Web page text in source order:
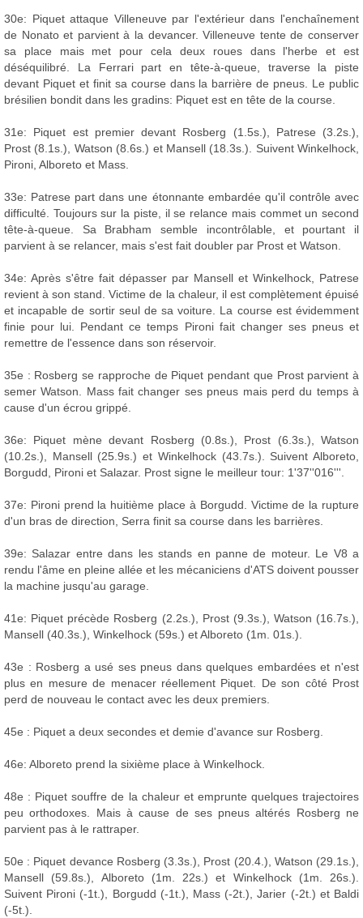
30e: Piquet attaque Villeneuve par l'extérieur dans l'enchaînement
de Nonato et parvient à la devancer. Villeneuve tente de conserver
sa place mais met pour cela deux roues dans l'herbe et est
déséquilibré. La Ferrari part en tête-à-queue, traverse la piste
devant Piquet et finit sa course dans la barrière de pneus. Le public
brésilien bondit dans les gradins: Piquet est en tête de la course.
31e: Piquet est premier devant Rosberg (1.5s.), Patrese (3.2s.),
Prost (8.1s.), Watson (8.6s.) et Mansell (18.3s.). Suivent Winkelhock,
Pironi, Alboreto et Mass.
33e: Patrese part dans une étonnante embardée qu'il contrôle avec
difficulté. Toujours sur la piste, il se relance mais commet un second
tête-à-queue. Sa Brabham semble incontrôlable, et pourtant il
parvient à se relancer, mais s'est fait doubler par Prost et Watson.
34e: Après s'être fait dépasser par Mansell et Winkelhock, Patrese
revient à son stand. Victime de la chaleur, il est complètement épuisé
et incapable de sortir seul de sa voiture. La course est évidemment
finie pour lui. Pendant ce temps Pironi fait changer ses pneus et
remettre de l'essence dans son réservoir.
35e : Rosberg se rapproche de Piquet pendant que Prost parvient à
semer Watson. Mass fait changer ses pneus mais perd du temps à
cause d'un écrou grippé.
36e: Piquet mène devant Rosberg (0.8s.), Prost (6.3s.), Watson
(10.2s.), Mansell (25.9s.) et Winkelhock (43.7s.). Suivent Alboreto,
Borgudd, Pironi et Salazar. Prost signe le meilleur tour: 1'37''016'''.
37e: Pironi prend la huitième place à Borgudd. Victime de la rupture
d'un bras de direction, Serra finit sa course dans les barrières.
39e: Salazar entre dans les stands en panne de moteur. Le V8 a
rendu l'âme en pleine allée et les mécaniciens d'ATS doivent pousser
la machine jusqu'au garage.
41e: Piquet précède Rosberg (2.2s.), Prost (9.3s.), Watson (16.7s.),
Mansell (40.3s.), Winkelhock (59s.) et Alboreto (1m. 01s.).
43e : Rosberg a usé ses pneus dans quelques embardées et n'est
plus en mesure de menacer réellement Piquet. De son côté Prost
perd de nouveau le contact avec les deux premiers.
45e : Piquet a deux secondes et demie d'avance sur Rosberg.
46e: Alboreto prend la sixième place à Winkelhock.
48e : Piquet souffre de la chaleur et emprunte quelques trajectoires
peu orthodoxes. Mais à cause de ses pneus altérés Rosberg ne
parvient pas à le rattraper.
50e : Piquet devance Rosberg (3.3s.), Prost (20.4.), Watson (29.1s.),
Mansell (59.8s.), Alboreto (1m. 22s.) et Winkelhock (1m. 26s.).
Suivent Pironi (-1t.), Borgudd (-1t.), Mass (-2t.), Jarier (-2t.) et Baldi
(-5t.).